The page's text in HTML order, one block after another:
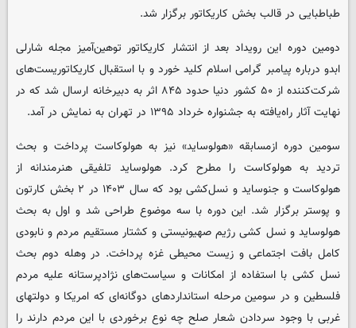
طباطبایی در قالب بخش کاریکاتور برگزار شد.
دومین دوره این رویداد بعد از انتشار کاریکاتور توهین‌آمیز مجله شارلی
ابدو درباره پیامبر گرامی اسلام کلید خورد و با استقبال کاریکاتوریست‌های
شرکت‌کننده از ۵۰ کشور دنیا حدود ۸۴۵ اثر به دبیرخانه ارسال شد که در
نهایت آثار راه‌یافته به جشنواره خرداد ۱۳۹۵ در تهران به نمایش در آمد.
سومین دوره ازمسابقه «هولوساید» نیز به هولوکاست پرداخت و بحث
تردید به هولوکاست را مطرح کرد. هولوساید تلفیقی هنرمندانه از
هولوکاست و جنوساید و نسل‌کشی بود که سال ۱۴۰۳ در ۲ بخش کارتون
و پوستر برگزار شد. این دوره با سه موضوع طراحی شد و اول به بحث
هولوساید و نسل کشی رژیم صهیونیستی و کشتار مستقیم مردم و نابودی
کامل بافت اجتماعی و زیست محیطی غزه پرداخت. در وهله دوم بحث
نسل کشی با استفاده از امکانات و سیاست‌های نژادپرستانه علیه مردم
فلسطین و در سومین مرحله استانداردهای دوگانه‌ای که امریکا و دولتهای
غربی با وجود سردادن شعار صلح چه نوع برخوردی با این مردم دارند را